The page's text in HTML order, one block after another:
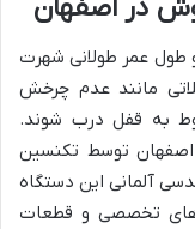
عمر طولانی شهرت
مانند عدم چرخش
به قفل درب شوند.
توسط تکنسین
آلمانی این دستگاه
تخصصی و قطعات